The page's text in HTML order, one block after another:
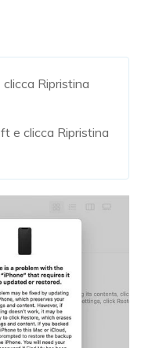
Ripristina
e clicca Ripristina